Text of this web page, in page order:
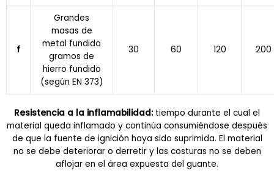
f
Grandes
masas de
metal fundido
gramos de
hierro fundido
(según EN 373)
30 60 120 200
Resistencia a la inflamabilidad:tiempo durante el cual el
material queda inflamado y continúa consumiéndose después
de que la fuente de ignición haya sido suprimida. El material
no se debe deteriorar o derretir y las costuras no se deben
aflojar en el área expuesta del guante.